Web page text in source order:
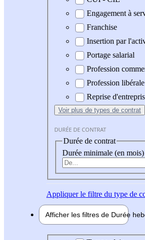
Engagement à
Franchise
Insertion par
Portage salarial
Profession
Profession libérale
Reprise
Voir plus de types de contrat
DURÉE DE CONTRAT
Durée de contrat
Durée minimale (en mois)
Appliquerle filtre du type de
Afficher les filtres de Durée